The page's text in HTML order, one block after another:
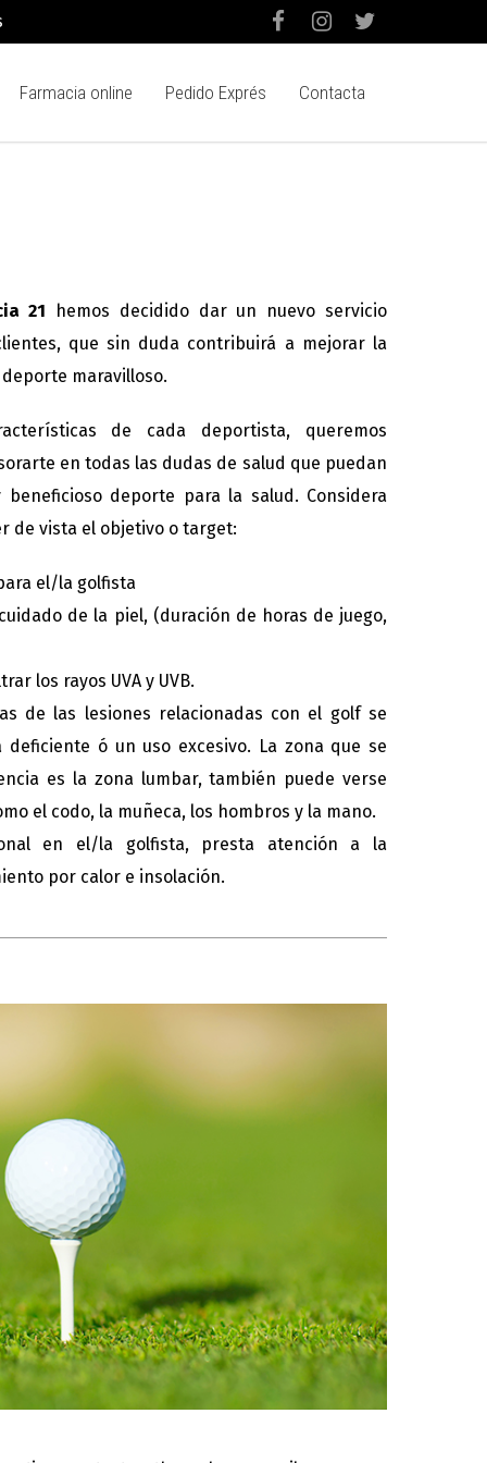
Farmacia online Pedido Exprés Contacta
21 hemos decidido dar un nuevo servicio
que sin duda contribuirá a mejorar la
maravilloso.
de cada deportista, queremos
en todas las dudas de salud que puedan
deporte para la salud. Considera
de vista el objetivo o target:
el/la golfista
de la piel, (duración de horas de juego,
los rayos UVA y UVB.
de las lesiones relacionadas con el golf se
ó un uso excesivo. La zona que se
es la zona lumbar, también puede verse
el codo, la muñeca, los hombros y la mano.
en el/la golfista, presta atención a la
por calor e insolación.